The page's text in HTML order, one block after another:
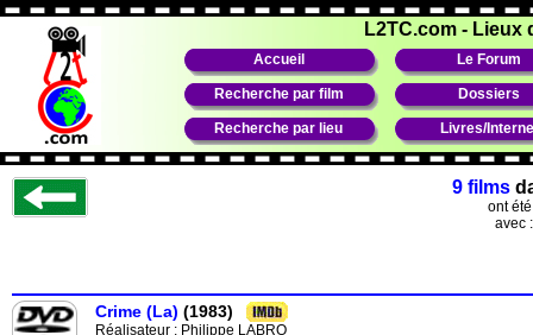
L2TC.com - Lieux
Accueil Le Forum
Recherche par film Dossiers
Recherche par lieu Livres/
9 films
ont
avec
Crime (La) (1983)
Réalisateur : Philippe LABRO